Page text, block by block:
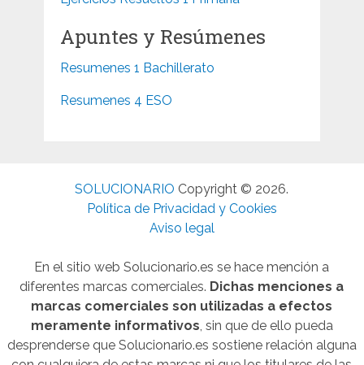
Apuntes y Resúmenes
Resumenes 1 Bachillerato
Resumenes 4 ESO
SOLUCIONARIO Copyright © 2026.
Política de Privacidad y Cookies
Aviso legal
En el sitio web Solucionario.es se hace mención a
diferentes marcas comerciales. Dichas menciones a
marcas comerciales son utilizadas a efectos
meramente informativos , sin que de ello pueda
desprenderse que Solucionario.es sostiene relación alguna